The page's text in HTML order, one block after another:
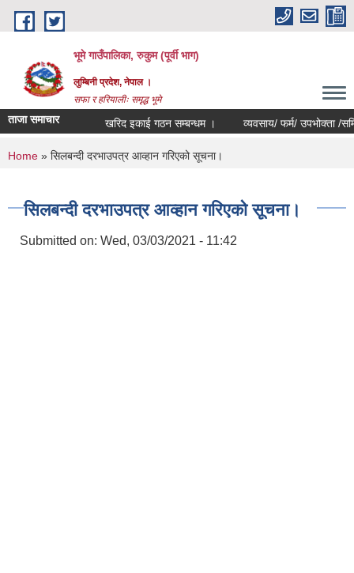
Skip to main content
भूमे गाउँपालिका, रुकुम (पूर्वी भाग)
लुम्बिनी प्रदेश, नेपाल ।
सफा र हरियालीः समृद्ध भूमे
ताजा समाचार खरिद इकाई गठन सम्बन्धम । व्यवसाय/ फर्म/ उपभोक्ता /समिति/
You are here
Home » सिलबन्दी दरभाउपत्र आव्हान गरिएको सूचना।
सिलबन्दी दरभाउपत्र आव्हान गरिएको सूचना।
Submitted on: Wed, 03/03/2021 - 11:42